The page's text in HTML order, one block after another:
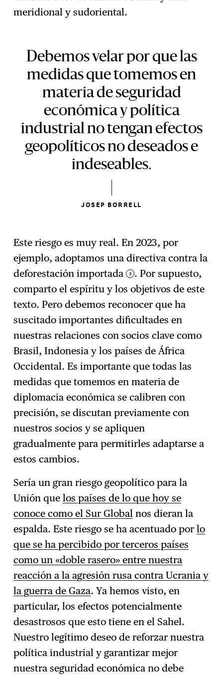
meridional y sudoriental.
Debemos velar por que las
medidas que tomemos en
materia de seguridad
económica y política
industrial no tengan efectos
geopolíticos no deseados e
indeseables.
JOSEP BORRELL
Este riesgo es muy real. En 2023, por
ejemplo, adoptamos una directiva contra la
deforestación importada 5 . Por supuesto,
comparto el espíritu y los objetivos de este
texto. Pero debemos reconocer que ha
suscitado importantes dificultades en
nuestras relaciones con socios clave como
Brasil, Indonesia y los países de África
Occidental. Es importante que todas las
medidas que tomemos en materia de
diplomacia económica se calibren con
precisión, se discutan previamente con
nuestros socios y se apliquen
gradualmente para permitirles adaptarse a
estos cambios.
Sería un gran riesgo geopolítico para la
Unión quelos países de lo que hoy se
conoce como el Sur Global nos dieran la
espalda. Este riesgo se ha acentuado porlo
que se ha percibido por terceros países
como un «doble rasero» entre nuestra
reacción a la agresión rusa contra Ucrania y
la guerra de Gaza. Ya hemos visto, en
particular, los efectos potencialmente
desastrosos que esto tiene en el Sahel.
Nuestro legítimo deseo de reforzar nuestra
política industrial y garantizar mejor
nuestra seguridad económica no debe